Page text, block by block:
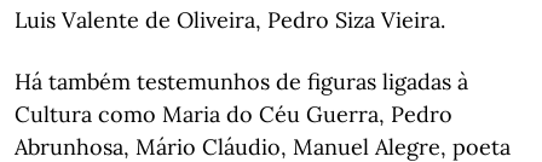
Luis Valente de Oliveira, Pedro Siza Vieira.
Há também testemunhos de figuras ligadas à
Cultura como Maria do Céu Guerra, Pedro
Abrunhosa, Mário Cláudio, Manuel Alegre, poeta